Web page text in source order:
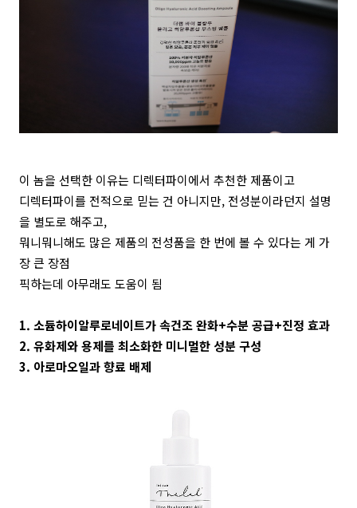
이 놈을 선택한 이유는 디렉터파이에서 추천한 제품이고
디렉터파이를 전적으로 믿는 건 아니지만, 전성분이라던지 설명
을 별도로 해주고,
뭐니뭐니해도 많은 제품의 전성품을 한 번에 볼 수 있다는 게 가
장 큰 장점
픽하는데 아무래도 도움이 됨
1. 소듐하이알루로네이트가 속건조 완화+수분 공급+진정 효과
2. 유화제와 용제를 최소화한 미니멀한 성분 구성
3. 아로마오일과 향료 배제